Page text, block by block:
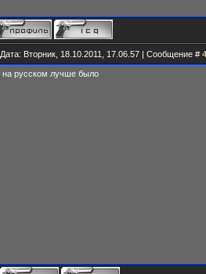
Дата: Вторник, 18.10.2011, 17.06.57 | Сообщение # 4
на русском лучше было